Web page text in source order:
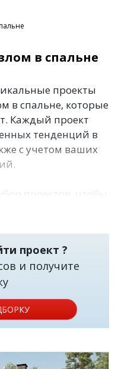
в спальне
проекты
в спальне, которые
Каждый проект
тенденций в
с учетом ваших
для своего
дизайн, что
которое будет
и коттеджей с
максимальную
санузлом -
в своем личном
проект ?
и получите